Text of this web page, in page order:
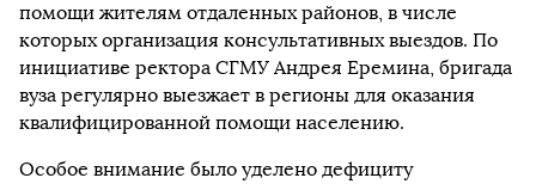
помощи жителям отдаленных районов, в числе
которых организация консультативных выездов. По
инициативе ректора СГМУ Андрея Еремина, бригада
вуза регулярно выезжает в регионы для оказания
квалифицированной помощи населению.
Особое внимание было уделено дефициту